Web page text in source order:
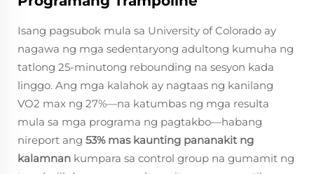
Isang pagsubok mula sa University of Colorado ay
nagawa ng mga sedentaryong adultong kumuha ng
tatlong 25-minutong rebounding na sesyon kada
linggo. Ang mga kalahok ay nagtaas ng kanilang
VO2 max ng 27%—na katumbas ng mga resulta
mula sa mga programa ng pagtakbo—habang
nireport ang 53% mas kaunting pananakit ng
kalamnan kumpara sa control group na gumamit ng